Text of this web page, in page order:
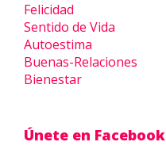
Felicidad
Sentido de Vida
Autoestima
Buenas-Relaciones
Bienestar
Únete en Facebook